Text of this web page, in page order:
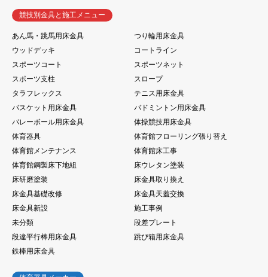
競技別金具と施工メニュー
あん馬・跳馬用床金具
つり輪用床金具
ウッドデッキ
コートライン
スポーツコート
スポーツネット
スポーツ支柱
スロープ
タラフレックス
テニス用床金具
バスケット用床金具
バドミントン用床金具
バレーボール用床金具
体操競技用床金具
体育器具
体育館フローリング張り替え
体育館メンテナンス
体育館床工事
体育館鋼製床下地組
床ウレタン塗装
床研磨塗装
床金具取り換え
床金具基礎改修
床金具天蓋交換
床金具新設
施工事例
未分類
段差プレート
段違平行棒用床金具
跳び箱用床金具
鉄棒用床金具